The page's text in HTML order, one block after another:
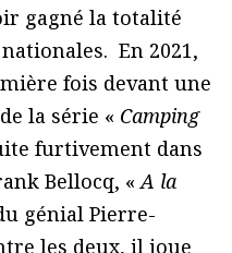
gagné la totalité
En 2021,
fois devant une
la série « Camping
furtivement dans
Bellocq, « A la
génial Pierre-
les deux, il joue